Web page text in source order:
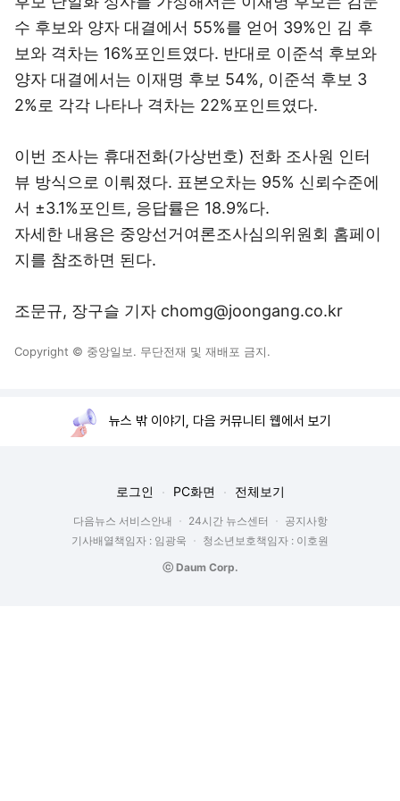
수 후보와 양자 대결에서 55%를 얻어 39%인 김 후
보와 격차는 16%포인트였다. 반대로 이준석 후보와
양자 대결에서는 이재명 후보 54%, 이준석 후보 3
2%로 각각 나타나 격차는 22%포인트였다.
이번 조사는 휴대전화(가상번호) 전화 조사원 인터
뷰 방식으로 이뤄졌다. 표본오차는 95% 신뢰수준에
서 ±3.1%포인트, 응답률은 18.9%다.
자세한 내용은 중앙선거여론조사심의위원회 홈페이
지를 참조하면 된다.
조문규, 장구슬 기자 chomg@joongang.co.kr
Copyright © 중앙일보. 무단전재 및 재배포 금지.
뉴스 밖 이야기, 다음 커뮤니티 웹에서 보기
로그인 PC화면 전체보기
다음뉴스 서비스안내 24시간 뉴스센터
공지사항
기사배열책임자 : 임광욱
청소년보호책임자 : 이호원
ⓒ Daum Corp.